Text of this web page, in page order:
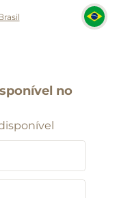
no